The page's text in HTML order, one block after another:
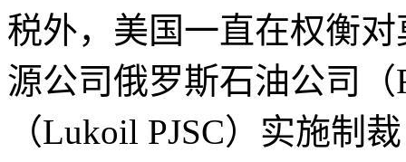
税外，美国一直在权衡
源公司俄罗斯石油公司（
（Lukoil PJSC）实施制